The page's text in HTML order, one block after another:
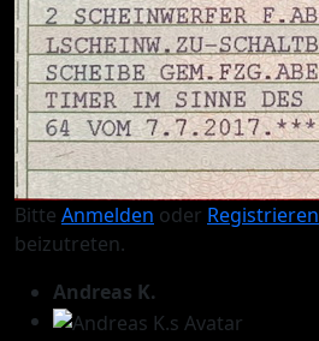
Bitte Anmelden oder Registrieren
beizutreten.
Andreas K.